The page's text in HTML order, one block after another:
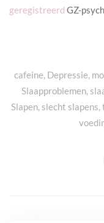
geregistreerd GZ-
cafeine Depressie
Slaapproblemen
Slapen slecht slapens